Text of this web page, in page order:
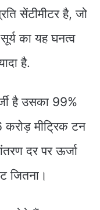
सेंटीमीटर है, जो
का यह घनत्व
है.
है उसका 99%
करोड़ मीट्रिक टन
दर पर ऊर्जा
जितना।